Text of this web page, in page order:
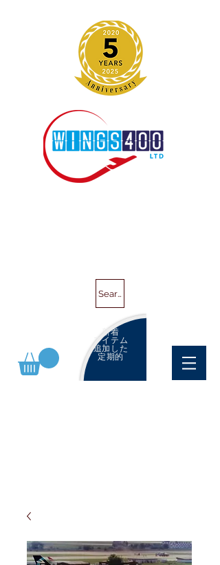
Search
新着
アイテム
追加した
定期的